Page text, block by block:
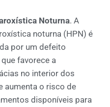
Noturna. A
noturna (HPN) é
por um defeito
favorece a
no interior dos
aumenta o risco de
disponíveis para